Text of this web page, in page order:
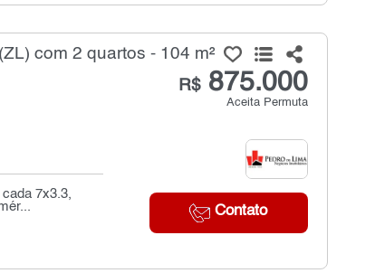
com 2 quartos - 104 m²
R$875.000
Aceita Permuta
Contato
7x3.3,